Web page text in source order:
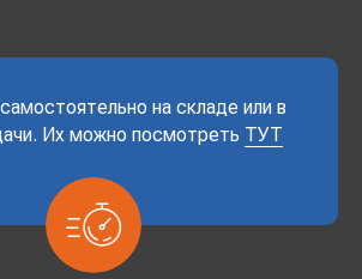
на складе или в
Их можно посмотреть ТУТ